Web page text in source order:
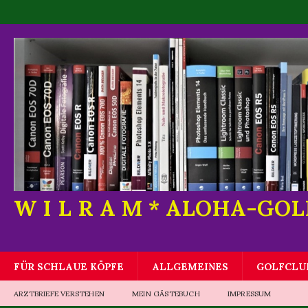
W I L R A M * ALOHA-
FÜR SCHLAUE KÖPFE ALLGEMEINES
ARZTBRIEFE VERSTEHEN MEIN GÄSTEBUCH IMPRESSUM